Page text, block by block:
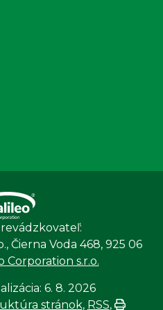
Čierna Voda 468, 925 06
Corporation s.r.o.
6. 8. 2026
stránok, RSS, Vytlačiť